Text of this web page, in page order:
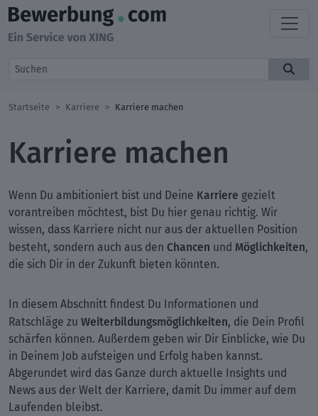
Startseite Karriere Karriere machen
Karriere machen
Wenn Du ambitioniert bist und Deine Karriere gezielt
vorantreiben möchtest, bist Du hier genau richtig. Wir
wissen, dass Karriere nicht nur aus der aktuellen Position
besteht, sondern auch aus den Chancen und Möglichkeiten,
die sich Dir in der Zukunft bieten könnten.
In diesem Abschnitt findest Du Informationen und
Ratschläge zu Weiterbildungsmöglichkeiten, die Dein Profil
schärfen können. Außerdem geben wir Dir Einblicke, wie Du
in Deinem Job aufsteigen und Erfolg haben kannst.
Abgerundet wird das Ganze durch aktuelle Insights und
News aus der Welt der Karriere, damit Du immer auf dem
Laufenden bleibst.